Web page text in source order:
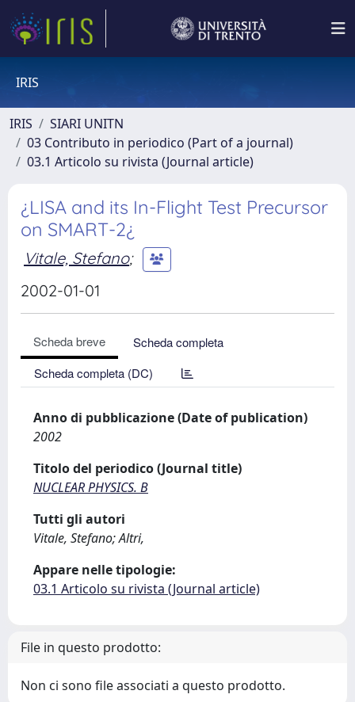
IRIS
IRIS
SIARI UNITN
03 Contributo in periodico (Part of a journal)
03.1 Articolo su rivista (Journal article)
¿LISA and its In-Flight Test Precursor
on SMART-2¿
Vitale, Stefano;
2002-01-01
Scheda breve
Scheda completa
Scheda completa (DC)
Anno di pubblicazione (Date of publication)
2002
Titolo del periodico (Journal title)
NUCLEAR PHYSICS. B
Tutti gli autori
Vitale, Stefano; Altri,
Appare nelle tipologie:
03.1 Articolo su rivista (Journal article)
File in questo prodotto:
Non ci sono file associati a questo prodotto.